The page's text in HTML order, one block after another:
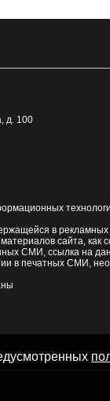
д. 100
в
сайта, как
СМИ, ссылка на
в печатных СМИ,